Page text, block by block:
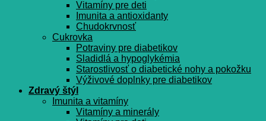
Vitamíny pre deti
Imunita a antioxidanty
Chudokrvnosť
Cukrovka
Potraviny pre diabetikov
Sladidlá a hypoglykémia
Starostlivosť o diabetické nohy a pokožku
Výživové doplnky pre diabetikov
Zdravý štýl
Imunita a vitamíny
Vitamíny a minerály